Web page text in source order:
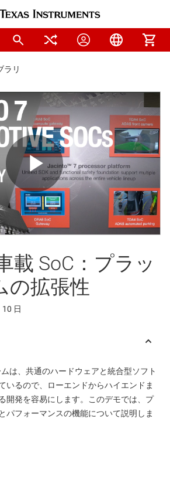
ラリ
Play
Video
載 SoC：プラッ
の拡張性
日
は、共通のハードウェアと統合型ソフト
いるので、ローエンドからハイエンドま
開発を容易にします。このデモでは、プ
パフォーマンスの機能について説明しま